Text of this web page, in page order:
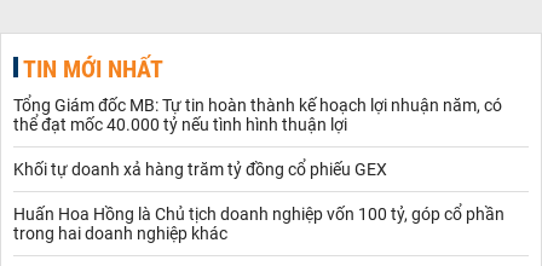
TIN MỚI NHẤT
Tổng Giám đốc MB: Tự tin hoàn thành kế hoạch lợi nhuận năm, có
thể đạt mốc 40.000 tỷ nếu tình hình thuận lợi
Khối tự doanh xả hàng trăm tỷ đồng cổ phiếu GEX
Huấn Hoa Hồng là Chủ tịch doanh nghiệp vốn 100 tỷ, góp cổ phần
trong hai doanh nghiệp khác